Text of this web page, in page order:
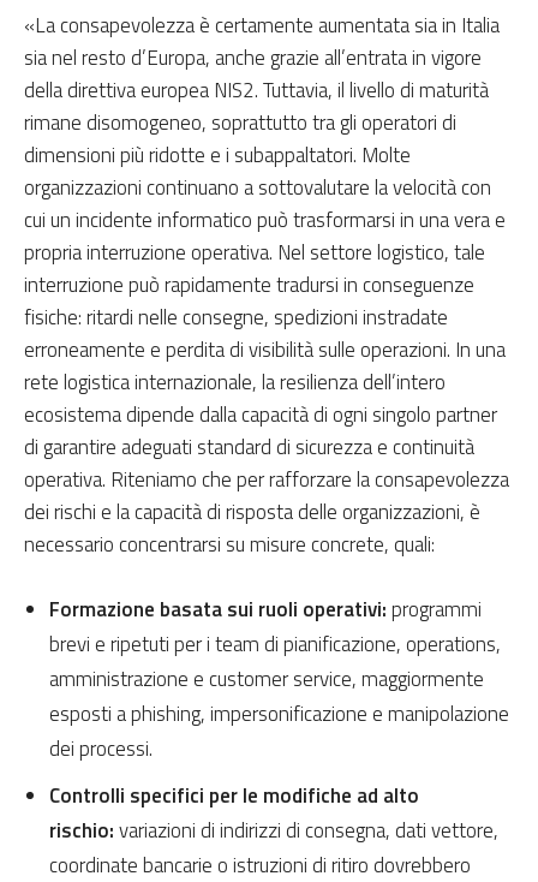
«La consapevolezza è certamente aumentata sia in Italia
sia nel resto d’Europa, anche grazie all’entrata in vigore
della direttiva europea NIS2. Tuttavia, il livello di maturità
rimane disomogeneo, soprattutto tra gli operatori di
dimensioni più ridotte e i subappaltatori. Molte
organizzazioni continuano a sottovalutare la velocità con
cui un incidente informatico può trasformarsi in una vera e
propria interruzione operativa. Nel settore logistico, tale
interruzione può rapidamente tradursi in conseguenze
fisiche: ritardi nelle consegne, spedizioni instradate
erroneamente e perdita di visibilità sulle operazioni. In una
rete logistica internazionale, la resilienza dell’intero
ecosistema dipende dalla capacità di ogni singolo partner
di garantire adeguati standard di sicurezza e continuità
operativa. Riteniamo che per rafforzare la consapevolezza
dei rischi e la capacità di risposta delle organizzazioni, è
necessario concentrarsi su misure concrete, quali:
Formazione basata sui ruoli operativi:programmi
brevi e ripetuti per i team di pianificazione, operations,
amministrazione e customer service, maggiormente
esposti a phishing, impersonificazione e manipolazione
dei processi.
Controlli specifici per le modifiche ad alto
rischio:variazioni di indirizzi di consegna, dati vettore,
coordinate bancarie o istruzioni di ritiro dovrebbero